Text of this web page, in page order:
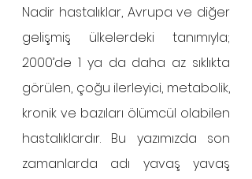
Nadir hastalıklar, Avrupa ve diğer
gelişmiş ülkelerdeki tanımıyla;
2000’de 1 ya da daha az sıklıkta
görülen, çoğu ilerleyici, metabolik,
kronik ve bazıları ölümcül olabilen
hastalıklardır. Bu yazımızda son
zamanlarda adı yavaş yavaş